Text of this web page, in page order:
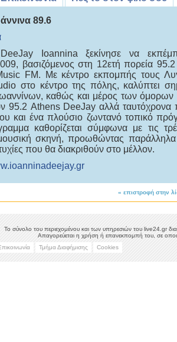
89.6
Ioannina ξεκίνησε να
βασιζόμενος στη 12ετή πορεία
FM. Με κέντρο εκπομπής τους
στο κέντρο της πόλης, καλύπτει
καθώς και μέρος των
95.2 Athens DeeJay αλλά ταυτόχρονα
και ένα πλούσιο ζωντανό τοπικό
καθορίζεται σύμφωνα με τις
σκηνή, προωθώντας παράλληλα
που θα διακριθούν στο μέλλον.
« επιστροφή στην
Το σύνολο του περιεχομένου και των υπηρεσιών του live24.gr
Απαγορεύεται η χρήση ή επανεκπομπή του, σε
Τμήμα Διαφήμισης Cookies